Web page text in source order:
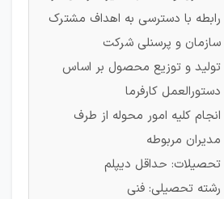
رابطه با دسترسی به اهداف مشترک
سازمان و پرسنلی شرکت
تولید و توزیع محصول بر اساس
دستورالعمل کارفرما
انجام کلیه امور محوله از طرف
مدیران مربوطه
تحصیلات: حداقل دیپلم
رشته تحصیلی: فنی